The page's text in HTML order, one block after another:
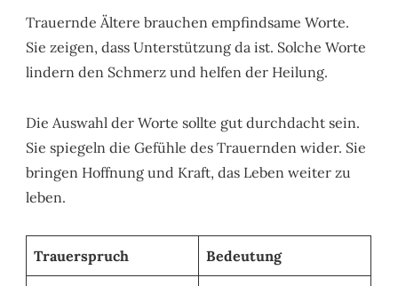
Trauernde Ältere brauchen empfindsame Worte.
Sie zeigen, dass Unterstützung da ist. Solche Worte
lindern den Schmerz und helfen der Heilung.
Die Auswahl der Worte sollte gut durchdacht sein.
Sie spiegeln die Gefühle des Trauernden wider. Sie
bringen Hoffnung und Kraft, das Leben weiter zu
leben.
Trauerspruch Bedeutung